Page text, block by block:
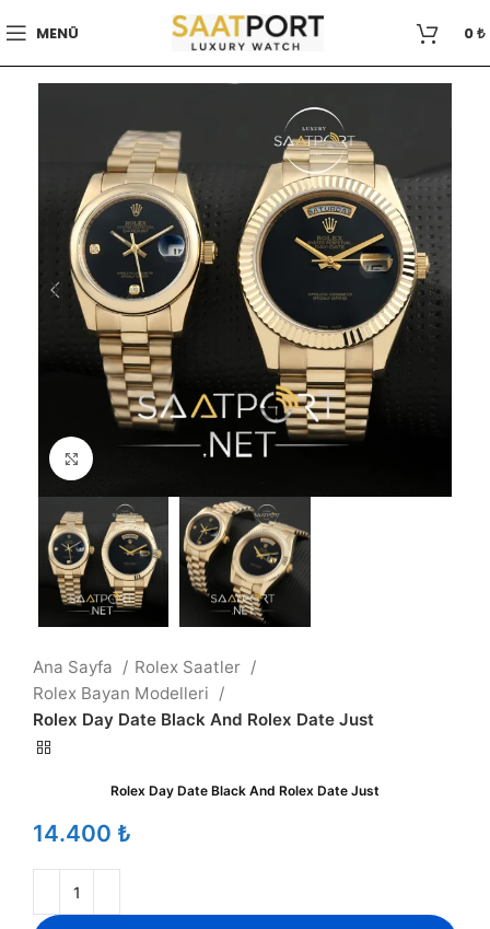
MENÜ 0₺
Büyütmek için tıklayın
Ana Sayfa
Rolex Saatler
Rolex Bayan Modelleri
Rolex Day Date Black And Rolex Date Just
Rolex Day Date Black And Rolex Date Just
₺